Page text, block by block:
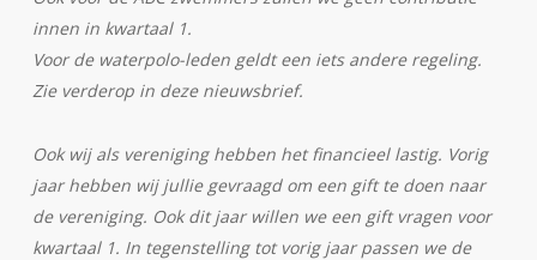
innen in kwartaal 1.
Voor de waterpolo-leden geldt een iets andere regeling.
Zie verderop in deze nieuwsbrief.
Ook wij als vereniging hebben het financieel lastig. Vorig
jaar hebben wij jullie gevraagd om een gift te doen naar
de vereniging. Ook dit jaar willen we een gift vragen voor
kwartaal 1. In tegenstelling tot vorig jaar passen we de